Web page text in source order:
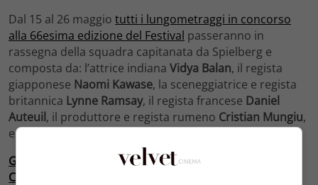
Dal 15 al 26 maggio tutti i lungometraggi in concorso
alla 66esima edizione del Festival passeranno in
rassegna della squadra capitanata da Spielberg e
composta da: l’attrice indiana Vidya Balan, il regista
giapponese Naomi Kawase, la sceneggiatrice e regista
britannica Lynne Ramsay, il regista francese Daniel
Auteuil, il produttore e regista rumeno Cristian Mungiu,
e i già citati Ang Lee, Christoph Waltz e Nicole Kidman.
GUARDA LE FOTO DI NICOLE KIDMAN, ANG LEE E
CHRISTOPH WALTZ AGLI OSCAR 2013